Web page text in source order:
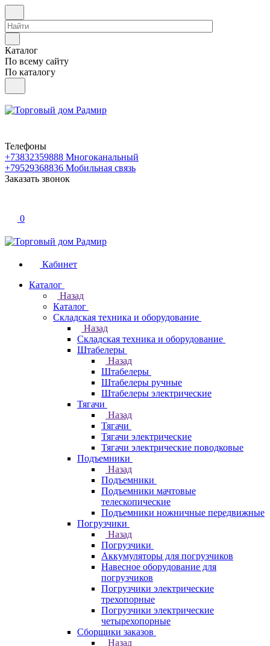
Каталог
По всему сайту
По каталогу
Телефоны
+73832359888 Многоканальный
+79529368836 Мобильная связь
Заказать звонок
0
Кабинет
Каталог
Назад
Каталог
Складская техника и оборудование
Назад
Складская техника и оборудование
Штабелеры
Назад
Штабелеры
Штабелеры ручные
Штабелеры электрические
Тягачи
Назад
Тягачи
Тягачи электрические
Тягачи электрические поводковые
Подъемники
Назад
Подъемники
Подъемники мачтовые
телескопические
Подъемники ножничные передвижные
Погрузчики
Назад
Погрузчики
Аккумуляторы для погрузчиков
Навесное оборудование для
погрузчиков
Погрузчики электрические
трехопорные
Погрузчики электрические
четырехопорные
Сборщики заказов
Назад